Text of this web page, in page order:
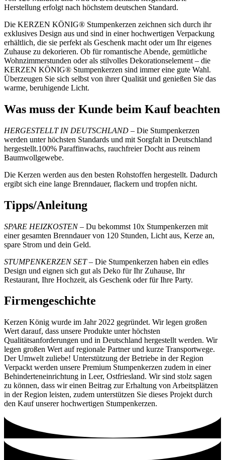
Herstellung erfolgt nach höchstem deutschen Standard.
Die KERZEN KÖNIG® Stumpenkerzen zeichnen sich durch ihr
exklusives Design aus und sind in einer hochwertigen Verpackung
erhältlich, die sie perfekt als Geschenk macht oder um Ihr eigenes
Zuhause zu dekorieren. Ob für romantische Abende, gemütliche
Wohnzimmerstunden oder als stilvolles Dekorationselement – die
KERZEN KÖNIG® Stumpenkerzen sind immer eine gute Wahl.
Überzeugen Sie sich selbst von ihrer Qualität und genießen Sie das
warme, beruhigende Licht.
Was muss der Kunde beim Kauf beachten
HERGESTELLT IN DEUTSCHLAND – Die Stumpenkerzen
werden unter höchsten Standards und mit Sorgfalt in Deutschland
hergestellt.100% Paraffinwachs, rauchfreier Docht aus reinem
Baumwollgewebe.
Die Kerzen werden aus den besten Rohstoffen hergestellt. Dadurch
ergibt sich eine lange Brenndauer, flackern und tropfen nicht.
Tipps/Anleitung
SPARE HEIZKOSTEN– Du bekommst 10x Stumpenkerzen mit
einer gesamten Brenndauer von 120 Stunden, Licht aus, Kerze an,
spare Strom und dein Geld.
STUMPENKERZEN SET– Die Stumpenkerzen haben ein edles
Design und eignen sich gut als Deko für Ihr Zuhause, Ihr
Restaurant, Ihre Hochzeit, als Geschenk oder für Ihre Party.
Firmengeschichte
Kerzen König wurde im Jahr 2022 gegründet. Wir legen großen
Wert darauf, dass unsere Produkte unter höchsten
Qualitätsanforderungen und in Deutschland hergestellt werden. Wir
legen großen Wert auf regionale Partner und kurze Transportwege.
Der Umwelt zuliebe! Unterstützung der Betriebe in der Region
Verpackt werden unsere Premium Stumpenkerzen zudem in einer
Behinderteneinrichtung in Leer, Ostfriesland. Wir sind stolz sagen
zu können, dass wir einen Beitrag zur Erhaltung von Arbeitsplätzen
in der Region leisten, zudem unterstützen Sie dieses Projekt durch
den Kauf unserer hochwertigen Stumpenkerzen.